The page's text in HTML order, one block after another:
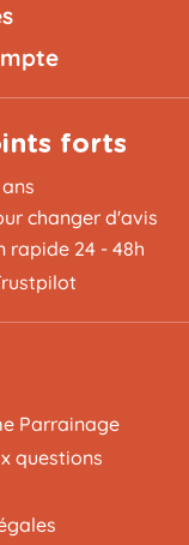
forts
changer d'avis
rapide 24 - 48h
Parrainage
questions